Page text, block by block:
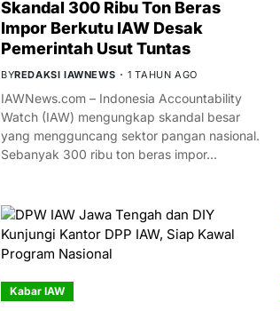
Skandal 300 Ribu Ton Beras
Impor Berkutu IAW Desak
Pemerintah Usut Tuntas
BYREDAKSI IAWNEWS 1 TAHUN AGO
IAWNews.com – Indonesia Accountability
Watch (IAW) mengungkap skandal besar
yang mengguncang sektor pangan nasional.
Sebanyak 300 ribu ton beras impor…
Kabar IAW